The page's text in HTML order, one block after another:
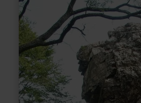
over:
Teufelsley